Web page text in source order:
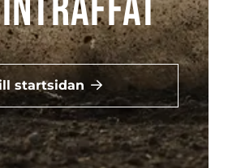
startsidan